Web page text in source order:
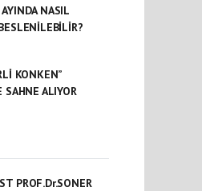
NASIL
KONKEN”
SAHNE ALIYOR
PROF.Dr.SONER